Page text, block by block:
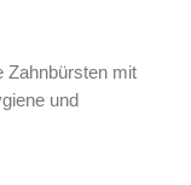
Zahnbürsten mit
und